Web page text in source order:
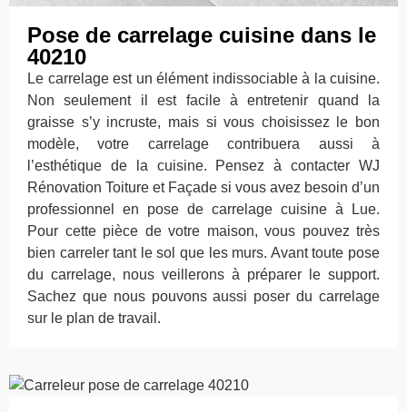
Pose de carrelage cuisine dans le
40210
Le carrelage est un élément indissociable à la cuisine.
Non seulement il est facile à entretenir quand la
graisse s’y incruste, mais si vous choisissez le bon
modèle, votre carrelage contribuera aussi à
l’esthétique de la cuisine. Pensez à contacter WJ
Rénovation Toiture et Façade si vous avez besoin d’un
professionnel en pose de carrelage cuisine à Lue.
Pour cette pièce de votre maison, vous pouvez très
bien carreler tant le sol que les murs. Avant toute pose
du carrelage, nous veillerons à préparer le support.
Sachez que nous pouvons aussi poser du carrelage
sur le plan de travail.